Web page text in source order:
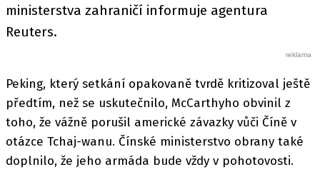
ministerstva zahraničí informuje agentura
Reuters.
Peking, který setkání opakovaně tvrdě kritizoval ještě
předtím, než se uskutečnilo, McCarthyho obvinil z
toho, že vážně porušil americké závazky vůči Číně v
otázce Tchaj-wanu. Čínské ministerstvo obrany také
doplnilo, že jeho armáda bude vždy v pohotovosti.